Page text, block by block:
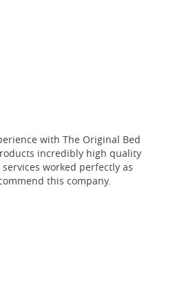
with The Original Bed
incredibly high quality
worked perfectly as
this company.